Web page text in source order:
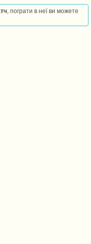
, пограти в неї ви можете